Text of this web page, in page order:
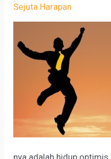
Sejuta Harapan
nya adalah hidup